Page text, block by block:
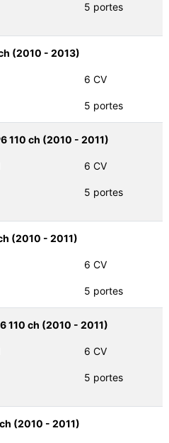
5 portes
ch (2010 - 2013)
6 CV
5 portes
110 ch (2010 - 2011)
6 CV
5 portes
(2010 - 2011)
6 CV
5 portes
110 ch (2010 - 2011)
6 CV
5 portes
ch (2010 - 2011)